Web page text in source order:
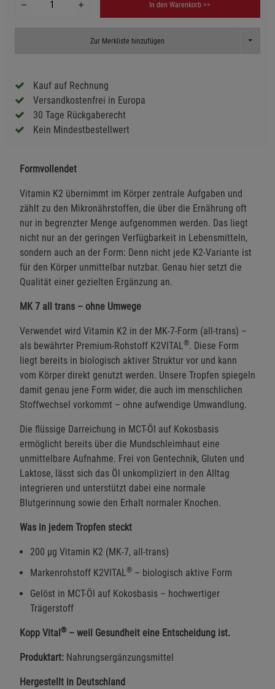
In den Warenkorb >>
Zur Merkliste hinzufügen Toggle
Kauf auf Rechnung
Versandkostenfrei in Europa
30 Tage Rückgaberecht
Kein Mindestbestellwert
Formvollendet
Vitamin K2 übernimmt im Körper zentrale Aufgaben und
zählt zu den Mikronährstoffen, die über die Ernährung oft
nur in begrenzter Menge aufgenommen werden. Das liegt
nicht nur an der geringen Verfügbarkeit in Lebensmitteln,
sondern auch an der Form: Denn nicht jede K2-Variante ist
für den Körper unmittelbar nutzbar. Genau hier setzt die
Qualität einer gezielten Ergänzung an.
MK 7 all trans – ohne Umwege
Verwendet wird Vitamin K2 in der MK-7-Form (all-trans) –
als bewährter Premium-Rohstoff K2VITAL ®. Diese Form
liegt bereits in biologisch aktiver Struktur vor und kann
vom Körper direkt genutzt werden. Unsere Tropfen spiegeln
damit genau jene Form wider, die auch im menschlichen
Stoffwechsel vorkommt – ohne aufwendige Umwandlung.
Die flüssige Darreichung in MCT-Öl auf Kokosbasis
ermöglicht bereits über die Mundschleimhaut eine
unmittelbare Aufnahme. Frei von Gentechnik, Gluten und
Laktose, lässt sich das Öl unkompliziert in den Alltag
integrieren und unterstützt dabei eine normale
Blutgerinnung sowie den Erhalt normaler Knochen.
Was in jedem Tropfen steckt
200 µg Vitamin K2 (MK-7, all-trans)
Markenrohstoff K2VITAL ® – biologisch aktive Form
Gelöst in MCT-Öl auf Kokosbasis – hochwertiger
Trägerstoff
Kopp Vital®– weil Gesundheit eine Entscheidung ist.
Produktart: Nahrungsergänzungsmittel
Hergestellt in Deutschland